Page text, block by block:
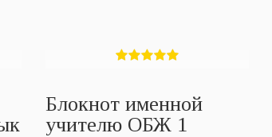
Блокнот именной
учителю ОБЖ 1